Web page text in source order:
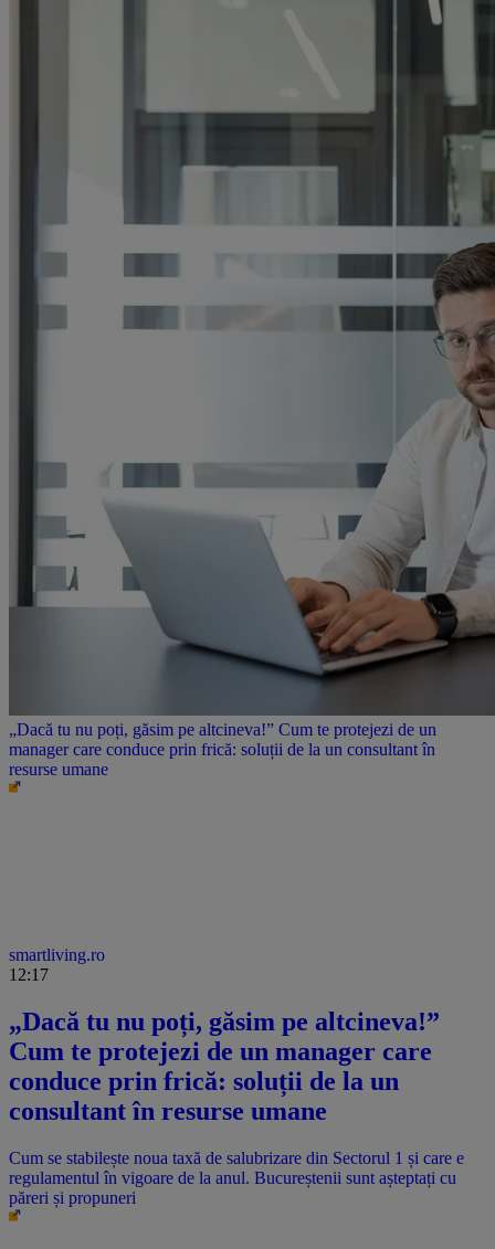
„Dacă tu nu poți, găsim pe altcineva!” Cum te protejezi de un
manager care conduce prin frică: soluții de la un consultant în
resurse umane
smartliving.ro
12:17
„Dacă tu nu poți, găsim pe altcineva!”
Cum te protejezi de un manager care
conduce prin frică: soluții de la un
consultant în resurse umane
Cum se stabilește noua taxă de salubrizare din Sectorul 1 și care e
regulamentul în vigoare de la anul. Bucureștenii sunt așteptați cu
păreri și propuneri